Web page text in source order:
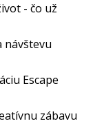
- čo už
návštevu
Escape
zábavu